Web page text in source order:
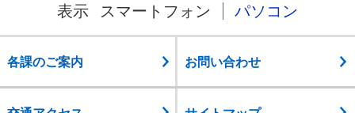
表示 スマートフォン パソコン
各課のご案内 お問い合わせ